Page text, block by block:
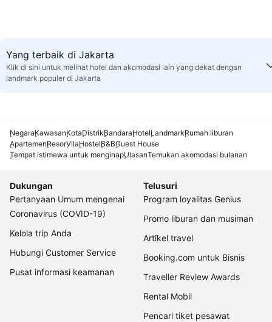
Yang terbaik di Jakarta
Klik di sini untuk melihat hotel dan akomodasi lain yang dekat dengan
landmark populer di Jakarta
NegaraKawasanKotaDistrikBandaraHotelLandmarkRumah liburan
ApartemenResorVilaHostelB&BGuest House
Tempat istimewa untuk menginapUlasanTemukan akomodasi bulanan
Dukungan
Pertanyaan Umum mengenai
Coronavirus (COVID-19)
Kelola trip Anda
Hubungi Customer Service
Pusat informasi keamanan
Telusuri
Program loyalitas Genius
Promo liburan dan musiman
Artikel travel
Booking.com untuk Bisnis
Traveller Review Awards
Rental Mobil
Pencari tiket pesawat